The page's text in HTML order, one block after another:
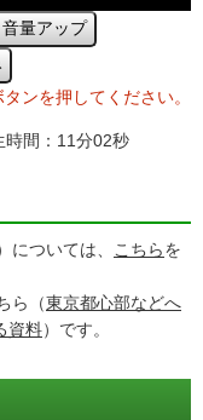
音量アップ
ンを押してください。
時間：11分02秒
ついては、 こちらを
ら（東京都心部などへ
資料）です。